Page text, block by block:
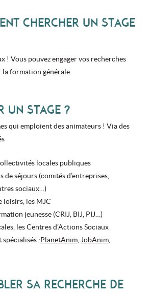
CHERCHER UN STAGE
! Vous pouvez engager vos recherches
la formation générale.
UN STAGE ?
qui emploient des animateurs ! Via des
locales publiques
de séjours (comités d’entreprises,
sociaux…)
loisirs, les MJC
jeunesse (CRIJ, BIJ, PIJ…)
les Centres d’Actions Sociaux
spécialisés :PlanetAnim JobAnim
SA RECHERCHE DE